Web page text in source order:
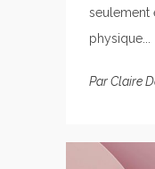
seulement
physique...
ParClaire